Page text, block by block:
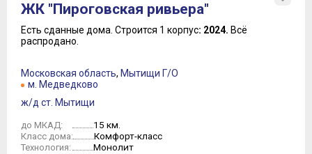
3
4
5
7
8
9
ЖК "Пироговская ривьера"
Есть сданные дома. Строится 1 корпус: 2024. Всё
распродано.
Московская область, Мытищи Г/О
м. Медведково
ж/д ст. Мытищи
до МКАД: 15 км.
Класс дома: Комфорт-класс
Технология: Монолит